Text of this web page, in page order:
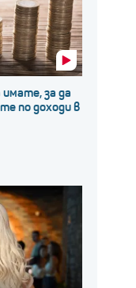
имате, за да
по доходи в